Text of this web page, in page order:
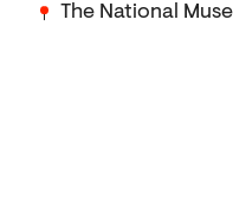
The National